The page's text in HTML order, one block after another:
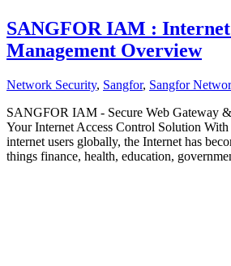
SANGFOR IAM : Internet
Management Overview
Network Security, Sangfor, Sangfor
SANGFOR IAM - Secure Web Gateway
Your Internet Access Control Solution
internet users globally, the Internet has
things finance, health, education,